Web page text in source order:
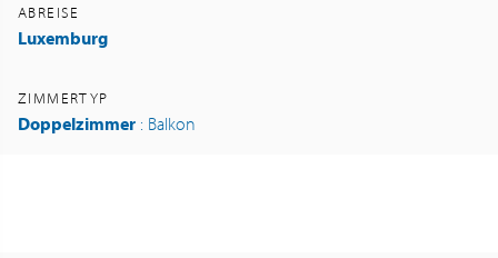
ABREISE
Luxemburg
ZIMMERTYP
Doppelzimmer : Balkon